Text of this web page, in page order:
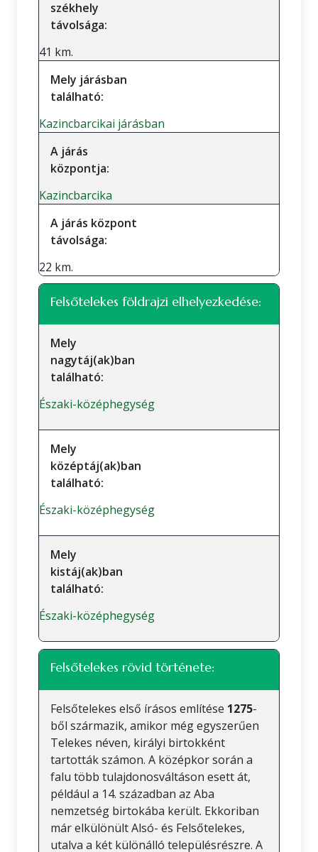
székhely
távolsága:
41 km.
Mely járásban
található:
Kazincbarcikai járásban
A járás
központja:
Kazincbarcika
A járás központ
távolsága:
22 km.
Felsőtelekes földrajzi elhelyezkedése:
Mely
nagytáj(ak)ban
található:
Északi-középhegység
Mely
középtáj(ak)ban
található:
Északi-középhegység
Mely
kistáj(ak)ban
található:
Északi-középhegység
Felsőtelekes rövid története:
Felsőtelekes első írásos említése 1275-
ből származik, amikor még egyszerűen
Telekes néven, királyi birtokként
tartották számon. A középkor során a
falu több tulajdonosváltáson esett át,
például a 14. században az Aba
nemzetség birtokába került. Ekkoriban
már elkülönült Alsó- és Felsőtelekes,
utalva a két különálló településrészre. A